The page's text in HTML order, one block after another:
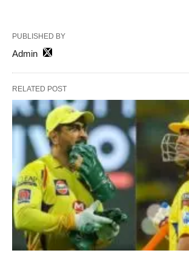
PUBLISHED BY
Admin
RELATED POST